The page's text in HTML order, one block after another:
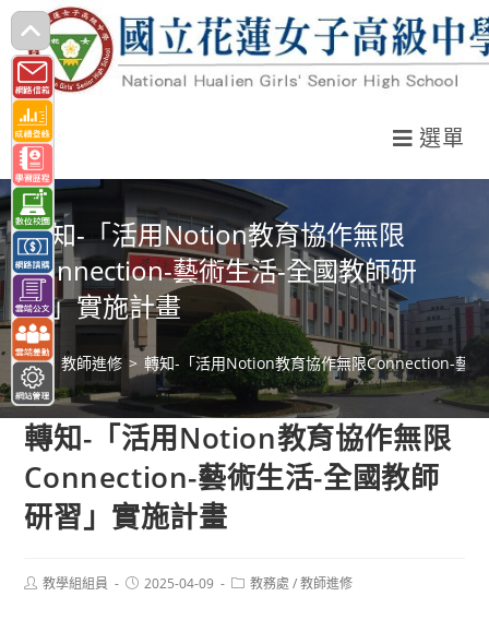
跳
轉
至
主
要
內
容
選單
轉知-「活用Notion教育協作無限
Connection-藝術生活-全國教師研
習」實施計畫
> 教師進修 > 轉知-「活用Notion教育協作無限Connection-藝
轉知-「活用Notion教育協作無限
Connection-藝術生活-全國教師
研習」實施計畫
Post教學組組員
Post2025-04-09
Post教務處 / 教師進修